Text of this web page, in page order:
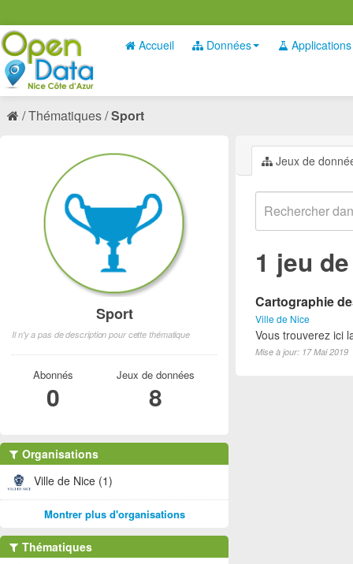
Accueil Données Applications
Thématiques Sport
Jeux de
1 jeu
Cartographie
Ville de Nice
Vous trouverez ici
Mise à jour: 17 Mai 2019
Sport
Il n'y a pas de description pour cette thématique
Abonnés
0
Jeux de données
8
Organisations
Ville de Nice (1)
Montrer plus d'organisations
Thématiques